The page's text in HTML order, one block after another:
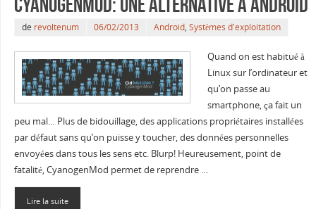
CyanogenMod: une alternative à Android
de revoltenum 06/02/2013 Android, Systèmes d'exploitation
Quand on est habitué à
Linux sur l’ordinateur et
qu’on passe au
smartphone, ça fait un
peu mal… Plus de bidouillage, des applications propriétaires installées
par défaut sans qu’on puisse y toucher, des données personnelles
envoyées dans tous les sens etc. Blurp! Heureusement, point de
fatalité, CyanogenMod permet de reprendre …
Lire la suite